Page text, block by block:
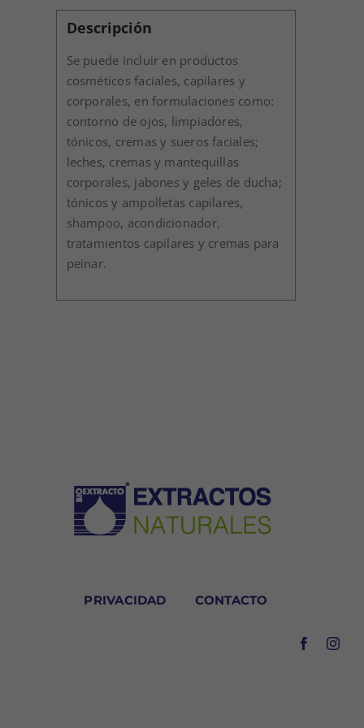
Descripción
Se puede incluir en productos
cosméticos faciales, capilares y
corporales, en formulaciones como:
contorno de ojos, limpiadores,
tónicos, cremas y sueros faciales;
leches, cremas y mantequillas
corporales, jabones y geles de ducha;
tónicos y ampolletas capilares,
shampoo, acondicionador,
tratamientos capilares y cremas para
peinar.
PRIVACIDAD CONTACTO